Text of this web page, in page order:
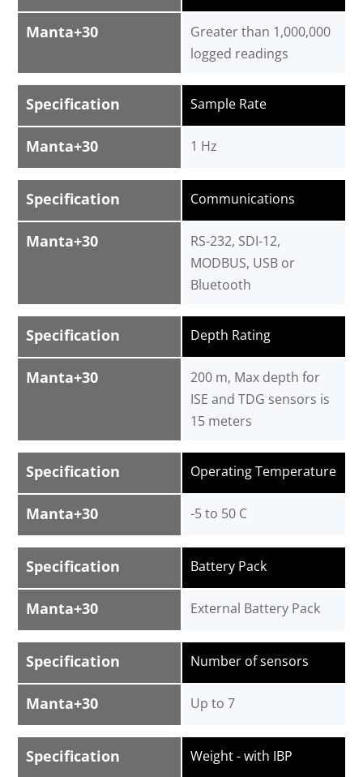
Manta+30
Greater than 1,000,000
logged readings
Specification
Manta+30
Sample Rate
1 Hz
Specification
Manta+30
Communications
RS-232, SDI-12,
MODBUS, USB or
Bluetooth
Specification
Manta+30
Depth Rating
200 m, Max depth for
ISE and TDG sensors is
15 meters
Specification
Manta+30
Operating Temperature
-5 to 50 C
Specification
Manta+30
Battery Pack
External Battery Pack
Specification
Manta+30
Number of sensors
Up to 7
Specification Weight - with IBP